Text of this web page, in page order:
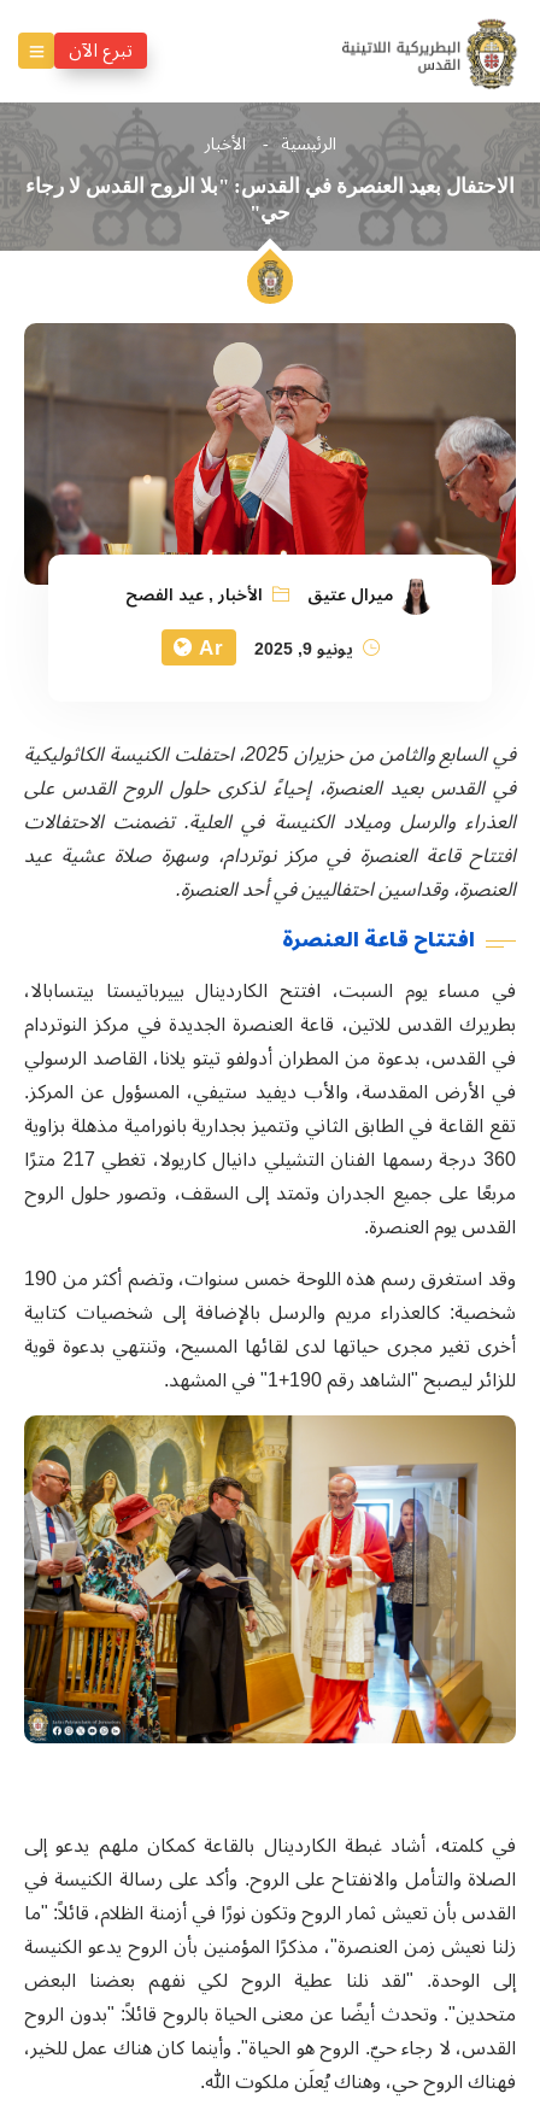
تبرع الآن
الرئيسية الأخبار
الاحتفال بعيد العنصرة في القدس: "بلا الروح القدس لا رجاء
حي"
ميرال عتيق الأخبار,عيد الفصح
يونيو 9, 2025
Ar
في السابع والثامن من حزيران 2025، احتفلت الكنيسة الكاثوليكية
في القدس بعيد العنصرة، إحياءً لذكرى حلول الروح القدس على
العذراء والرسل وميلاد الكنيسة في العلية. تضمنت الاحتفالات
افتتاح قاعة العنصرة في مركز نوتردام، وسهرة صلاة عشية عيد
العنصرة، وقداسين احتفاليين في أحد العنصرة.
افتتاح قاعة العنصرة
في مساء يوم السبت، افتتح الكاردينال بييرباتيستا بيتسابالا،
بطريرك القدس للاتين، قاعة العنصرة الجديدة في مركز النوتردام
في القدس، بدعوة من المطران أدولفو تيتو يلانا، القاصد الرسولي
في الأرض المقدسة، والأب ديفيد ستيفي، المسؤول عن المركز.
تقع القاعة في الطابق الثاني وتتميز بجدارية بانورامية مذهلة بزاوية
360 درجة رسمها الفنان التشيلي دانيال كاريولا، تغطي 217 مترًا
مربعًا على جميع الجدران وتمتد إلى السقف، وتصور حلول الروح
القدس يوم العنصرة.
وقد استغرق رسم هذه اللوحة خمس سنوات، وتضم أكثر من 190
شخصية: كالعذراء مريم والرسل بالإضافة إلى شخصيات كتابية
أخرى تغير مجرى حياتها لدى لقائها المسيح، وتنتهي بدعوة قوية
للزائر ليصبح "الشاهد رقم 190+1" في المشهد
.
في كلمته، أشاد غبطة الكاردينال بالقاعة كمكان ملهم يدعو إلى
الصلاة والتأمل والانفتاح على الروح. وأكد على رسالة الكنيسة في
القدس بأن تعيش ثمار الروح وتكون نورًا في أزمنة الظلام،قائلاً: "ما
زلنا نعيش زمن العنصرة"، مذكرًا المؤمنين بأن الروح يدعو الكنيسة
إلى الوحدة. "لقد نلنا عطية الروح لكي نفهم بعضنا البعض
متحدين". وتحدث أيضًا عن معنى الحياة بالروح قائلاً: "بدون الروح
القدس، لا رجاء حيّ. الروح هو الحياة". وأينما كان هناك عمل للخير،
فهناك الروح حي، وهناك يُعلَن ملكوت الله.